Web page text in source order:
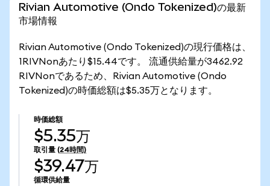
Rivian Automotive (Ondo Tokenized)の最新
市場情報
Rivian Automotive (Ondo Tokenized)の現行価格は、
1RIVNonあたり$15.44です。 流通供給量が3462.92
RIVNonであるため、Rivian Automotive (Ondo
Tokenized)の時価総額は$5.35万となります。
時価総額
$5.35万
取引量 (24時間)
$39.47万
循環供給量